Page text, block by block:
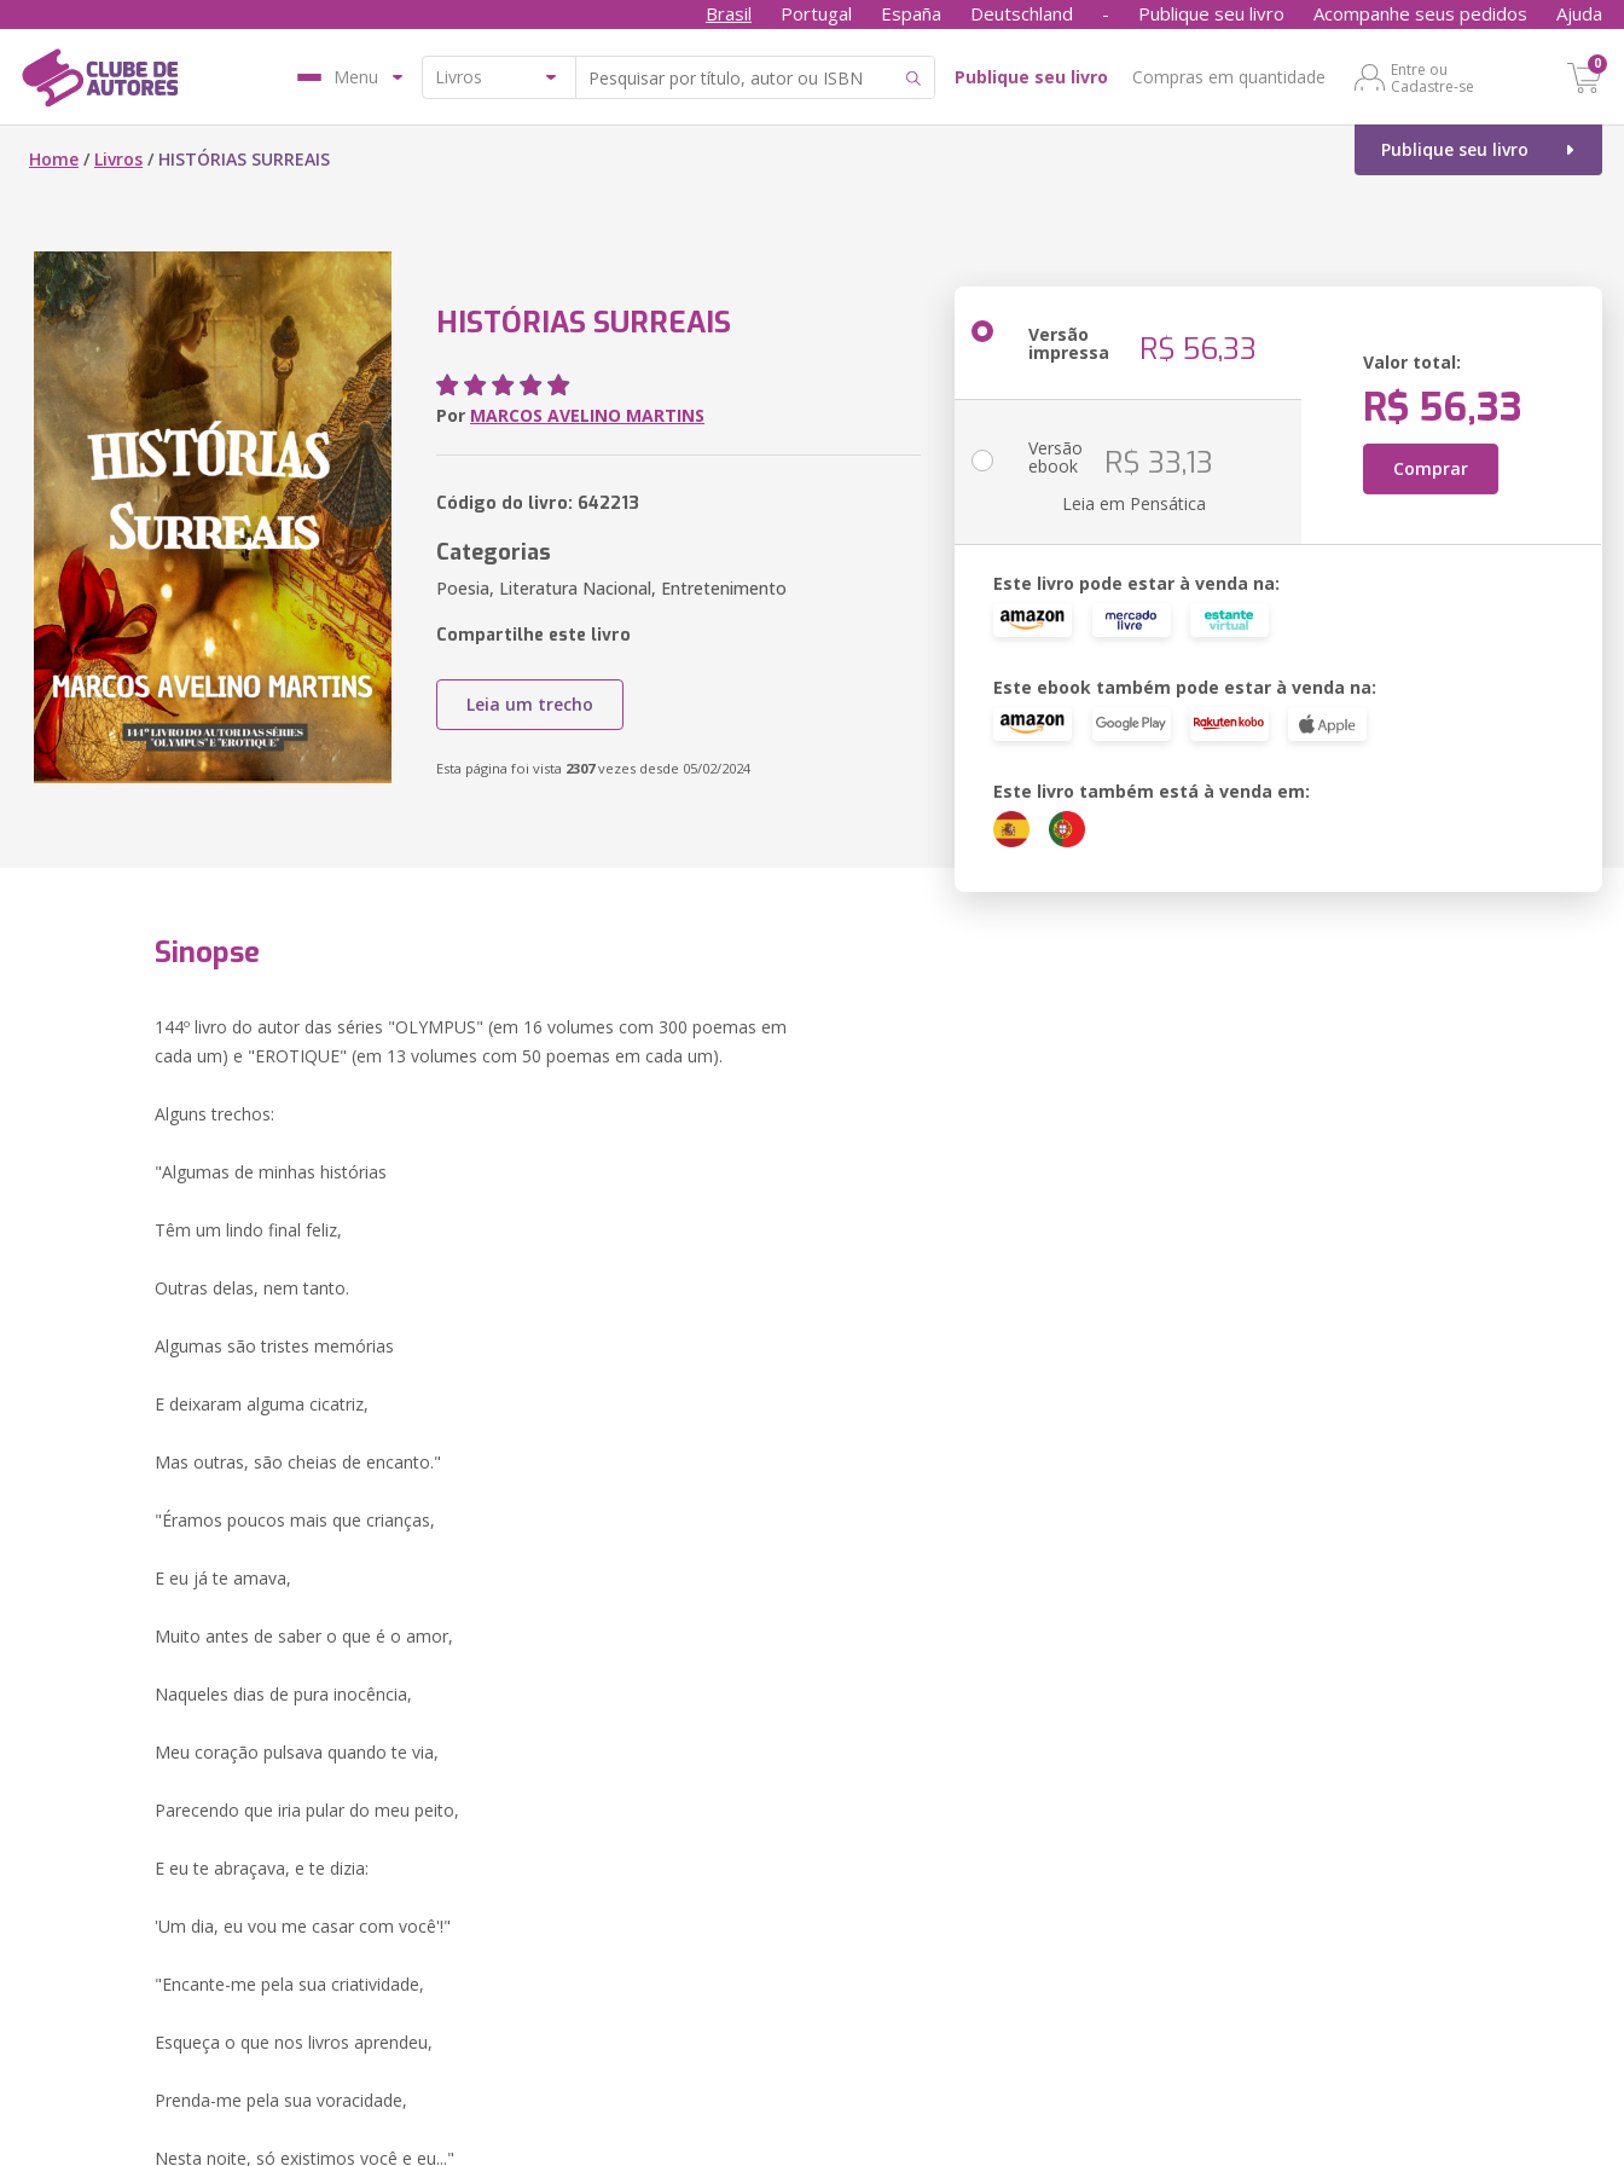
Brasil Portugal España Deutschland - Publique seu livro Acompanhe seus pedidos Ajuda
Menu Publique seu livro Compras em quantidade
Entre ou
Cadastre-se
0
Publique seu livro
Home / Livros / HISTÓRIAS SURREAIS
HISTÓRIAS SURREAIS
Por MARCOS AVELINO MARTINS
Código do livro: 642213
Categorias
Poesia, Literatura Nacional, Entretenimento
Compartilhe este livro
Leia um trecho
Esta página foi vista 2307vezes desde 05/02/2024
Versão
impressa R$ 56,33 Valor total:
R$ 56,33
Comprar
Versão
ebook R$ 33,13
Leia em Pensática
Este livro pode estar à venda na:
Este ebook também pode estar à venda na:
Este livro também está à venda em:
Sinopse
144º livro do autor das séries "OLYMPUS" (em 16 volumes com 300 poemas em
cada um) e "EROTIQUE" (em 13 volumes com 50 poemas em cada um).
Alguns trechos:
"Algumas de minhas histórias
Têm um lindo final feliz,
Outras delas, nem tanto.
Algumas são tristes memórias
E deixaram alguma cicatriz,
Mas outras, são cheias de encanto."
"Éramos poucos mais que crianças,
E eu já te amava,
Muito antes de saber o que é o amor,
Naqueles dias de pura inocência,
Meu coração pulsava quando te via,
Parecendo que iria pular do meu peito,
E eu te abraçava, e te dizia:
'Um dia, eu vou me casar com você'!"
"Encante-me pela sua criatividade,
Esqueça o que nos livros aprendeu,
Prenda-me pela sua voracidade,
Nesta noite, só existimos você e eu..."